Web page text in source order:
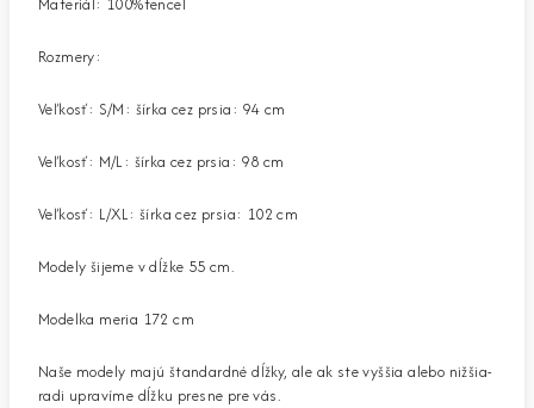
Rozmery:
Veľkosť: S/M: šírka cez prsia: 94 cm
Veľkosť: M/L: šírka cez prsia: 98 cm
Veľkosť: L/XL: šírka cez prsia: 102 cm
Modely šijeme v dĺžke 55 cm.
Modelka meria 172 cm
Naše modely majú štandardné dĺžky, ale ak ste vyššia alebo nižšia-
radi upravíme dĺžku presne pre vás.